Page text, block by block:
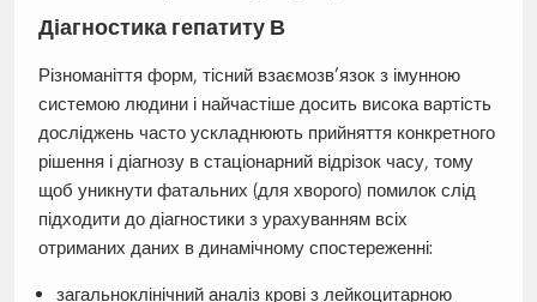
Діагностика гепатиту В
Різноманіття форм, тісний взаємозв’язок з імунною
системою людини і найчастіше досить висока вартість
досліджень часто ускладнюють прийняття конкретного
рішення і діагнозу в стаціонарний відрізок часу, тому
щоб уникнути фатальних (для хворого) помилок слід
підходити до діагностики з урахуванням всіх
отриманих даних в динамічному спостереженні:
загальноклінічний аналіз крові з лейкоцитарною